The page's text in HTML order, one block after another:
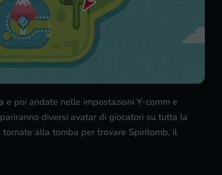
e poi andate nelle impostazioni Y-comm e
diversi avatar di giocatori su tutta la
alla tomba per trovare Spiritomb, il